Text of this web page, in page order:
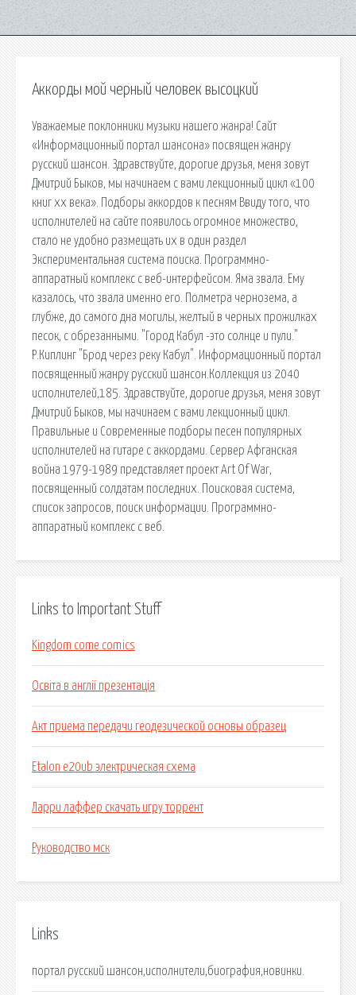
Аккорды мой черный человек высоцкий
Уважаемые поклонники музыки нашего жанра! Сайт
«Информационный портал шансона» посвящен жанру
русский шансон. Здравствуйте, дорогие друзья, меня зовут
Дмитрий Быков, мы начинаем с вами лекционный цикл «100
книг xx века». Подборы аккордов к песням Ввиду того, что
исполнителей на сайте появилось огромное множество,
стало не удобно размещать их в один раздел
Экспериментальная система поиска. Программно-
аппаратный комплекс с веб-интерфейсом. Яма звала. Ему
казалось, что звала именно его. Полметра чернозема, а
глубже, до самого дна могилы, желтый в черных прожилках
песок, с обрезанными. "Город Кабул -это солнце и пули."
Р.Киплинг "Брод через реку Кабул". Информационный портал
посвященный жанру русский шансон.Коллекция из 2040
исполнителей,185. Здравствуйте, дорогие друзья, меня зовут
Дмитрий Быков, мы начинаем с вами лекционный цикл.
Правильные и Современные подборы песен популярных
исполнителей на гитаре с аккордами. Сервер Афганская
война 1979-1989 представляет проект Art Of War,
посвященный солдатам последних. Поисковая сиcтема,
список запросов, поиск информации. Программно-
аппаратный комплекс с веб.
Links to Important Stuff
Kingdom come comics
Освіта в англії презентація
Акт приема передачи геодезической основы образец
Etalon e20ub электрическая схема
Ларри лаффер скачать игру торрент
Руководство мск
Links
портал русский шансон,исполнители,биография,новинки.